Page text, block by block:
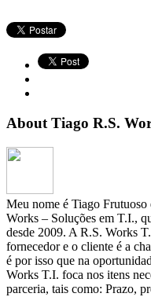
About Tiago R.S.
Meu nome é Tiago
Works – Soluções em T.I.,
desde 2009. A R.S. Works
fornecedor e o cliente é a
é por isso que na
Works T.I. foca nos itens
parceria, tais como: Prazo,